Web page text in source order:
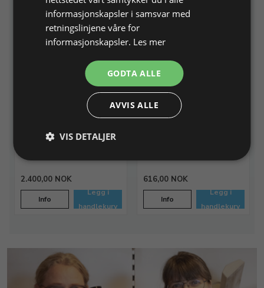
Slange Liliput Endress,
lynkobling og 3/8"
Passer til Liliput håndtak
varenr. 231521
2.400,00 NOK
Info
Legg i
handlekurv
Mellomtrykksregulator til
propan flaskegass.
0,5 - 2 bar, avgang på
616,00 NOK
Info
Legg i
handlekurv
informasjonskapsler i samsvar med
retningslinjene våre for
informasjonskapsler. Les mer
GODTA ALLE
AVVIS ALLE
VIS DETALJER